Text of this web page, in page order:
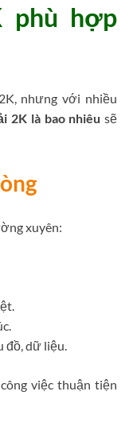
phù hợp
nhưng với nhiều
2K là bao nhiêu sẽ
xuyên:
đồ, dữ liệu.
việc thuận tiện